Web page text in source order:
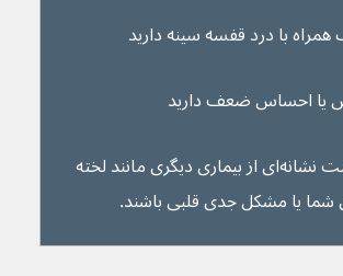
با درد قفسه سینه دارید
یا احساس ضعف دارید
اینها ممکن است نشانه‌ای از بیماری دیگری مانند لخته